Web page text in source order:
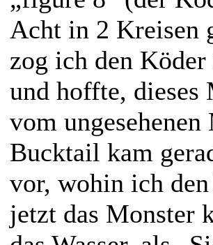
Acht in 2 Kreisen
zog ich den
und hoffte, dieses
vom
Bucktail kam
vor, wohin ich
jetzt das Monster